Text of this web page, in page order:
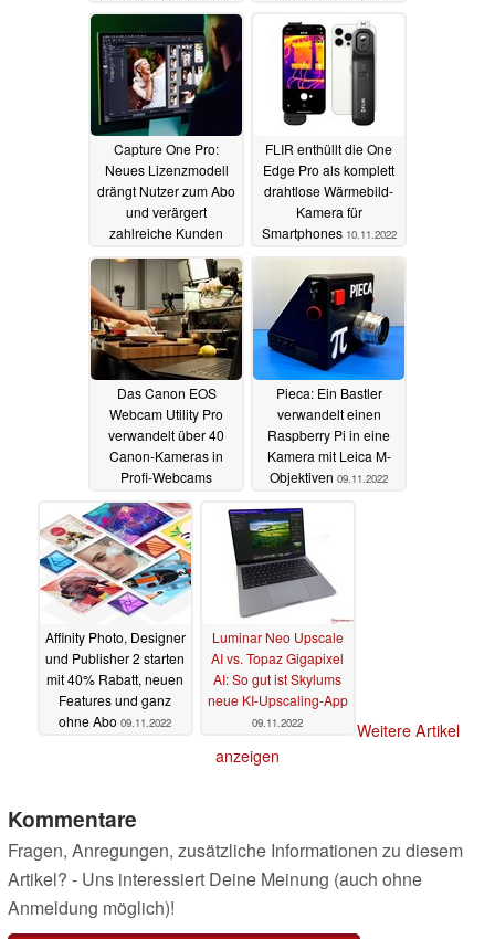
14.06.2023
Capture One Pro:
Neues Lizenzmodell
drängt Nutzer zum Abo
und verärgert
zahlreiche Kunden
08.12.2022
FLIR enthüllt die One
Edge Pro als komplett
drahtlose Wärmebild-
Kamera für
Smartphones 10.11.2022
Das Canon EOS
Webcam Utility Pro
verwandelt über 40
Canon-Kameras in
Profi-Webcams
10.11.2022
Pieca: Ein Bastler
verwandelt einen
Raspberry Pi in eine
Kamera mit Leica M-
Objektiven 09.11.2022
Affinity Photo, Designer
und Publisher 2 starten
mit 40% Rabatt, neuen
Features und ganz
ohne Abo 09.11.2022
Luminar Neo Upscale
AI vs. Topaz Gigapixel
AI: So gut ist Skylums
neue KI-Upscaling-App
09.11.2022
Weitere Artikel
anzeigen
Kommentare
Fragen, Anregungen, zusätzliche Informationen zu diesem
Artikel? - Uns interessiert Deine Meinung (auch ohne
Anmeldung möglich)!